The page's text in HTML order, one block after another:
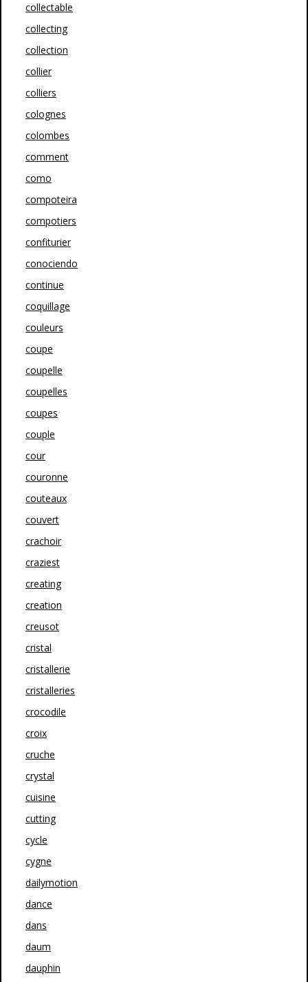
collectable
collecting
collection
collier
colliers
colognes
colombes
comment
como
compoteira
compotiers
confiturier
conociendo
continue
coquillage
couleurs
coupe
coupelle
coupelles
coupes
couple
cour
couronne
couteaux
couvert
crachoir
craziest
creating
creation
creusot
cristal
cristallerie
cristalleries
crocodile
croix
cruche
crystal
cuisine
cutting
cycle
cygne
dailymotion
dance
dans
daum
dauphin